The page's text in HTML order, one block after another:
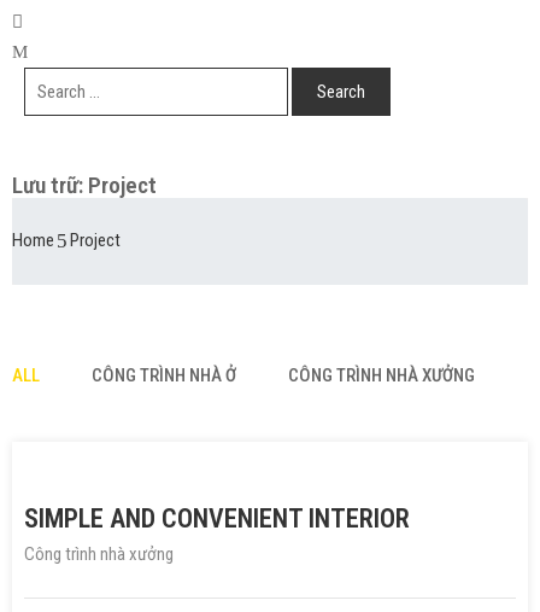
Lưu trữ: Project
Home Project
ALL CÔNG TRÌNH NHÀ Ở CÔNG TRÌNH NHÀ XƯỞNG
SIMPLE AND CONVENIENT INTERIOR
Công trình nhà xưởng